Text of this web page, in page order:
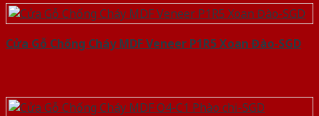
Cửa Gỗ Chống Cháy MDF Veneer P1R5 Xoan Đào-SGD